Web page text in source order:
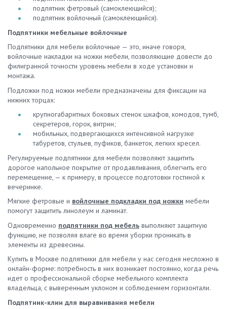
подпятник фетровый (самоклеющийся);
подпятник войлочный (самоклеющийся).
Подпятники мебельные войлочные
Подпятники для мебели войлочные — это, иначе говоря,
войлочные накладки на ножки мебели, позволяющие довести до
филигранной точности уровень мебели в ходе установки и
монтажа.
Подложки под ножки мебели предназначены для фиксации на
нижних торцах:
крупногабаритных боковых стенок шкафов, комодов, тумб,
секретеров, горок, витрин;
мобильных, подвергающихся интенсивной нагрузке
табуретов, стульев, пуфиков, банкеток, легких кресел.
Регулируемые подпятники для мебели позволяют защитить
дорогое напольное покрытие от продавливания, облегчить его
перемещение, — к примеру, в процессе подготовки гостиной к
вечеринке.
Мягкие фетровые и войлочные подкладки под ножки мебели
помогут защитить линолеум и ламинат.
Одновременно подпятники под мебель выполняют защитную
функцию, не позволяя влаге во время уборки проникать в
элементы из древесины.
Купить в Москве подпятники для мебели у нас сегодня несложно в
онлайн-форме: потребность в них возникает постоянно, когда речь
идет о профессиональной сборке мебельного комплекта
владельца, с выверенным уклоном и соблюдением горизонтали.
Подпятник-клин для выравнивания мебели